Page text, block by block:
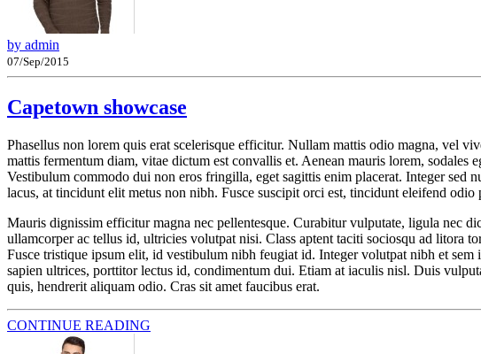
by admin
07/Sep/2015
Capetown showcase
Phasellus non lorem quis erat scelerisque efficitur. Nullam mattis odio magna, vel
mattis fermentum diam, vitae dictum est convallis et. Aenean mauris lorem,
Vestibulum commodo dui non eros fringilla, eget sagittis enim placerat. Integer
lacus, at tincidunt elit metus non nibh. Fusce suscipit orci est, tincidunt eleifend
Mauris dignissim efficitur magna nec pellentesque. Curabitur vulputate, ligula nec
ullamcorper ac tellus id, ultricies volutpat nisi. Class aptent taciti sociosqu ad litora
Fusce tristique ipsum elit, id vestibulum nibh feugiat id. Integer volutpat nibh et
sapien ultrices, porttitor lectus id, condimentum dui. Etiam at iaculis nisl. Duis
quis, hendrerit aliquam odio. Cras sit amet faucibus erat.
CONTINUE READING